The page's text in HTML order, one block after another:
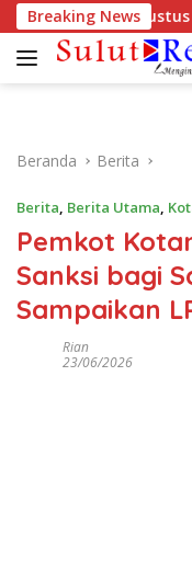
Langsung
ke
konten
Breaking News
Agustus 2026
Beranda Berita
Berita, Berita Utama,
Pemkot
Sanksi bagi
Sampaikan
Rian
23/06/2026